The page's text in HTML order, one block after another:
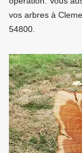
vos arbres à
54800.